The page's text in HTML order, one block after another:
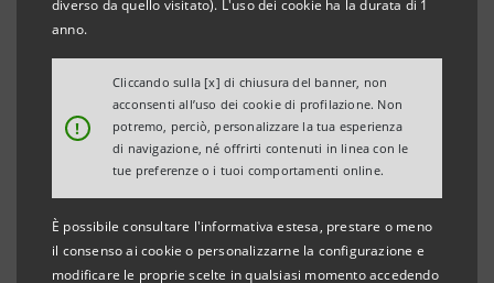
diverso da quello visitato). L'uso dei cookie ha la durata di 1
anno.
!
Cliccando sulla [x] di chiusura del banner, non
acconsenti all’uso dei cookie di profilazione. Non
potremo, perciò, personalizzare la tua esperienza
di navigazione, né offrirti contenuti in linea con le
tue preferenze o i tuoi comportamenti online.
È possibile consultare l'informativa estesa, prestare o meno
il consenso ai cookie o personalizzarne la configurazione e
modificare le proprie scelte in qualsiasi momento accedendo
INTESA SANPAOLO E MASTERCARD ANNUNCIANO
DI CARITAS SU FORFUNDING.IT
Negli 8.000 sportelli ATM di Intesa Sanpaolo i
clienti della banca che prelevano con carta di
debito e prepagate su circuiti Mastercard e
Maestro potranno donare 1 euro in modo rapido,
intuitivo e sicuro per garantire un piatto Caritas